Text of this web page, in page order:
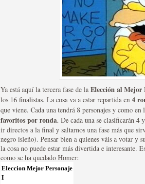
La burbuja de los
Recomendación de la semana
Las series disponibles en
tienen fecha de caducidad
Ya está aquí la tercera fase de la Elección al Mejor
los 16 finalistas. La cosa va a estar repartida en 4
que viene. Cada una tendrá 8 personajes y como en
favoritos por ronda. De cada una se clasificarán 4
ir directos a la final y saltarnos una fase más que
negro isleño). Pensar bien a quienes váis a votar y
la cosa no puede estar más divertida e interesante.
como se ha quedado Homer:
Eleccion Mejor Personaje
I